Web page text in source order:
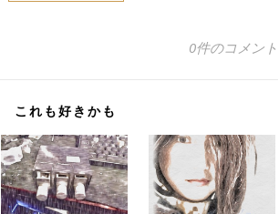
0件のコメント
これも好きかも